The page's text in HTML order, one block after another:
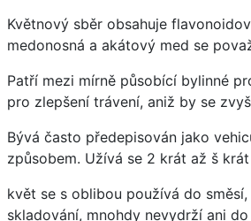
Květnový sběr obsahuje
medonosná a akátový med se
Patří mezi mírně působící bylinné
pro zlepšení trávení, aniž by se
Bývá často předepisován jako
způsobem. Užívá se 2 krát až š
květ se s oblibou používá do
skladování, mnohdy nevydrží ani